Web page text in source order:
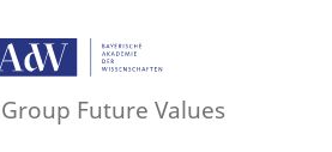
Future Values